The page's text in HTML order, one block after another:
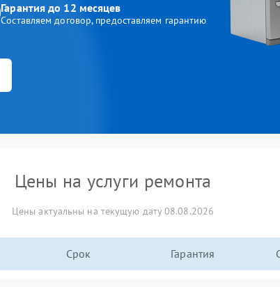
Гарантия до 12 месяцев
Составляем договор, предоставляем гарантию
Цены на услуги ремонта
Цены актуальны на текущую дату 08.08.2026
Срок Гарантия